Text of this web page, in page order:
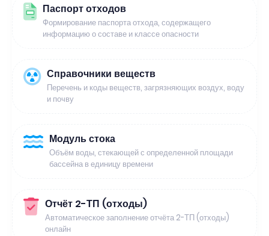
Паспорт отходов
Формирование паспорта отхода, содержащего
информацию о составе и классе опасности
Справочники веществ
Перечень и коды веществ, загрязняющих воздух, воду
и почву
Модуль стока
Объём воды, стекающей с определенной площади
бассейна в единицу времени
Отчёт 2-ТП (отходы)
Автоматическое заполнение отчёта 2-ТП (отходы)
онлайн